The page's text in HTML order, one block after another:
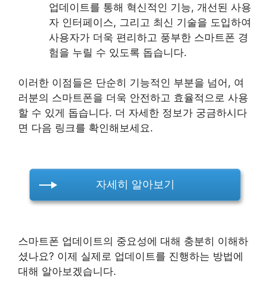
업데이트를 통해 혁신적인 기능, 개선된 사용
자 인터페이스, 그리고 최신 기술을 도입하여
사용자가 더욱 편리하고 풍부한 스마트폰 경
험을 누릴 수 있도록 돕습니다.
이러한 이점들은 단순히 기능적인 부분을 넘어, 여
러분의 스마트폰을 더욱 안전하고 효율적으로 사용
할 수 있게 돕습니다. 더 자세한 정보가 궁금하시다
면 다음 링크를 확인해보세요.
자세히 알아보기
스마트폰 업데이트의 중요성에 대해 충분히 이해하
셨나요? 이제 실제로 업데이트를 진행하는 방법에
대해 알아보겠습니다.